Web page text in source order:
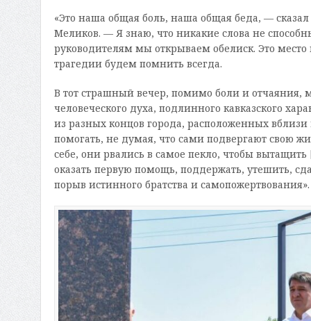
«Это наша общая боль, наша общая беда, —
Меликов. — Я знаю, что никакие слова не
руководителям мы открываем обелиск. Это
трагедии будем помнить всегда.
В тот страшный вечер, помимо боли и отчаяния,
человеческого духа, подлинного кавказского
из разных концов города, расположенных
помогать, не думая, что сами подвергают свою
себе, они рвались в самое пекло, чтобы
оказать первую помощь, поддержать, утешить,
порыв истинного братства и самопожертвования».